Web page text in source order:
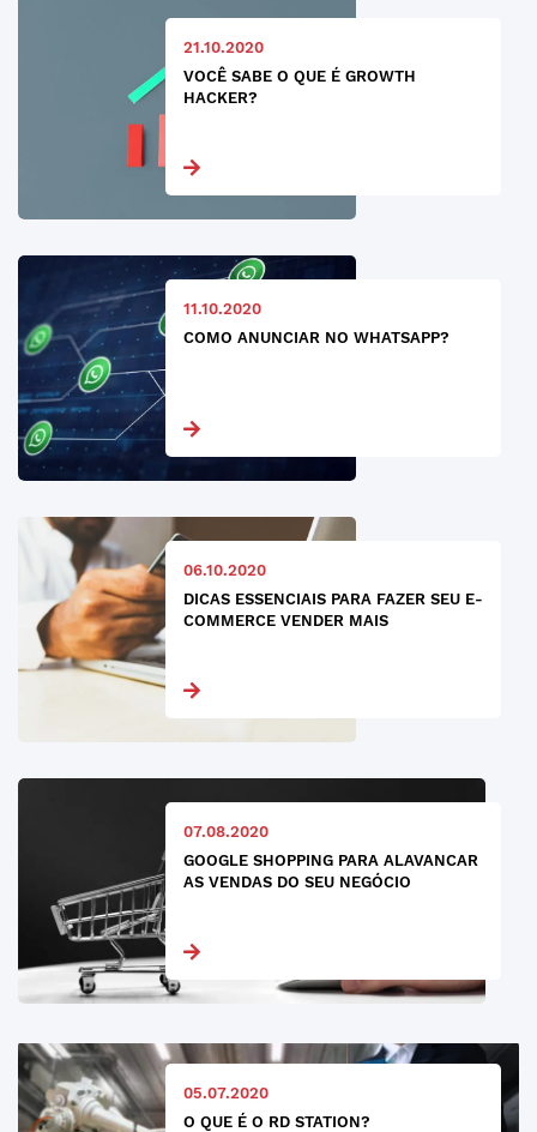
21.10.2020
VOCÊ SABE O QUE É GROWTH
HACKER?
11.10.2020
COMO ANUNCIAR NO WHATSAPP?
06.10.2020
DICAS ESSENCIAIS PARA FAZER SEU E-
COMMERCE VENDER MAIS
07.08.2020
GOOGLE SHOPPING PARA ALAVANCAR
AS VENDAS DO SEU NEGÓCIO
05.07.2020
O QUE É O RD STATION?